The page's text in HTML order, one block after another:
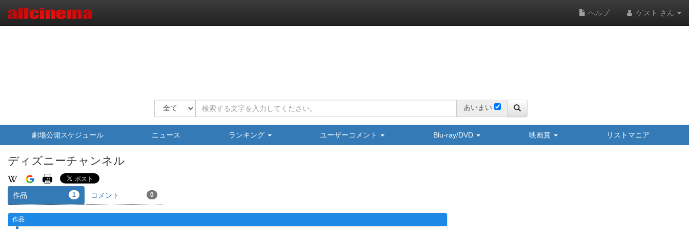
ヘルプ ゲスト さん
あいまい
劇場公開スケジュール ニュース ランキング ユーザーコメント Blu-ray/DVD 映画賞 リストマニア
ディズニーチャンネル
作品 1 コメント 0
作品